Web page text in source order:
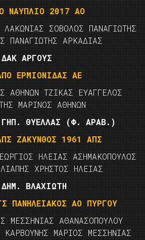
ΝΑΥΠΛΙΟ 2017 ΑΟ
ΣΟΒΟΛΟΣ ΠΑΝΑΓΙΩΤΗΣ
ΠΑΝΑΓΙΩΤΗΣ ΑΡΚΑΔΙΑΣ
ΑΡΓΟΥΣ
ΕΡΜΙΟΝΙΔΑΣ ΑΕ
ΑΘΗΝΩΝ ΤΖΙΚΑΣ ΕΥΑΓΓΕΛΟΣ
ΜΑΡΙΝΟΣ ΑΘΗΝΩΝ
ΘΥΕΛΛΑΣ (Φ. ΑΡΑΒ.)
ΖΑΚΥΝΘΟΣ 1961 ΑΠΣ
ΗΛΕΙΑΣ ΑΣΗΜΑΚΟΠΟΥΛΟΣ
ΧΡΗΣΤΟΣ ΗΛΕΙΑΣ
ΒΛΑΧΙΩΤΗ
ΠΑΝΗΛΕΙΑΚΟΣ ΑΟ ΠΥΡΓΟΥ
ΜΕΣΣΗΝΙΑΣ ΑΘΑΝΑΣΟΠΟΥΛΟΥ
ΜΑΡΙΟΣ ΜΕΣΣΗΝΙΑΣ